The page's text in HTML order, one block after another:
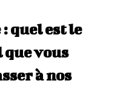
: quel est le
que vous
à nos